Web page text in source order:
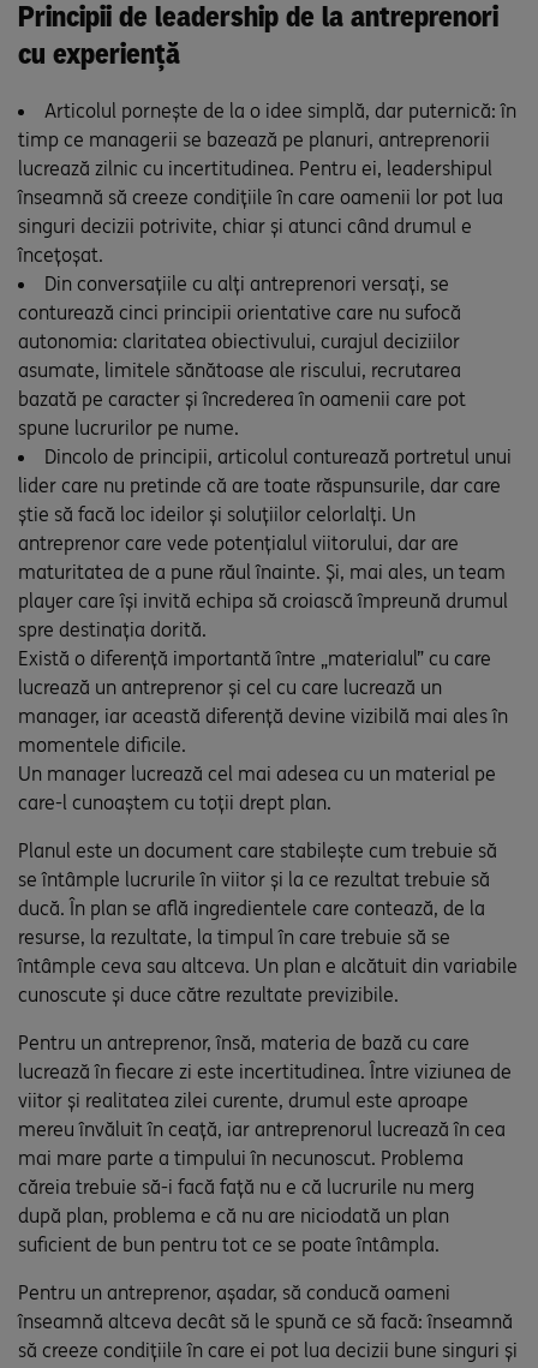
Principii de leadership de la antreprenori
cu experiență
Articolul pornește de la o idee simplă, dar puternică: în
timp ce managerii se bazează pe planuri, antreprenorii
lucrează zilnic cu incertitudinea. Pentru ei, leadershipul
înseamnă să creeze condițiile în care oamenii lor pot lua
singuri decizii potrivite, chiar și atunci când drumul e
încețoșat.
Din conversațiile cu alți antreprenori versați, se
conturează cinci principii orientative care nu sufocă
autonomia: claritatea obiectivului, curajul deciziilor
asumate, limitele sănătoase ale riscului, recrutarea
bazată pe caracter și încrederea în oamenii care pot
spune lucrurilor pe nume.
Dincolo de principii, articolul conturează portretul unui
lider care nu pretinde că are toate răspunsurile, dar care
știe să facă loc ideilor și soluțiilor celorlalți. Un
antreprenor care vede potențialul viitorului, dar are
maturitatea de a pune răul înainte. Și, mai ales, un team
player care își invită echipa să croiască împreună drumul
spre destinația dorită.
Există o diferență importantă între „materialul” cu care
lucrează un antreprenor și cel cu care lucrează un
manager, iar această diferență devine vizibilă mai ales în
momentele dificile.
Un manager lucrează cel mai adesea cu un material pe
care-l cunoaștem cu toții drept plan.
Planul este un document care stabilește cum trebuie să
se întâmple lucrurile în viitor și la ce rezultat trebuie să
ducă. În plan se află ingredientele care contează, de la
resurse, la rezultate, la timpul în care trebuie să se
întâmple ceva sau altceva. Un plan e alcătuit din variabile
cunoscute și duce către rezultate previzibile.
Pentru un antreprenor, însă, materia de bază cu care
lucrează în fiecare zi este incertitudinea. Între viziunea de
viitor și realitatea zilei curente, drumul este aproape
mereu învăluit în ceață, iar antreprenorul lucrează în cea
mai mare parte a timpului în necunoscut. Problema
căreia trebuie să-i facă față nu e că lucrurile nu merg
după plan, problema e că nu are niciodată un plan
suficient de bun pentru tot ce se poate întâmpla.
Pentru un antreprenor, așadar, să conducă oameni
înseamnă altceva decât să le spună ce să facă: înseamnă
să creeze condițiile în care ei pot lua decizii bune singuri și